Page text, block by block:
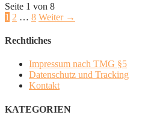
Seite 1 von 8
1 2 … 8 Weiter →
Rechtliches
Impressum nach TMG §5
Datenschutz und Tracking
Kontakt
KATEGORIEN